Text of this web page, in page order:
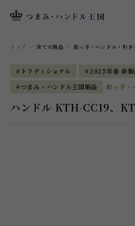
トップ 全ての製品 取っ手・ハンドル・引き
#トラディショナル
#2025年春 新製
#つまみ・ハンドル王国製品
取っ手・
ハンドル KTH-CC19、